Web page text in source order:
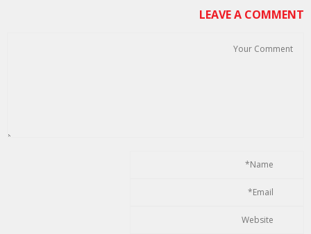
LEAVE A COMMENT